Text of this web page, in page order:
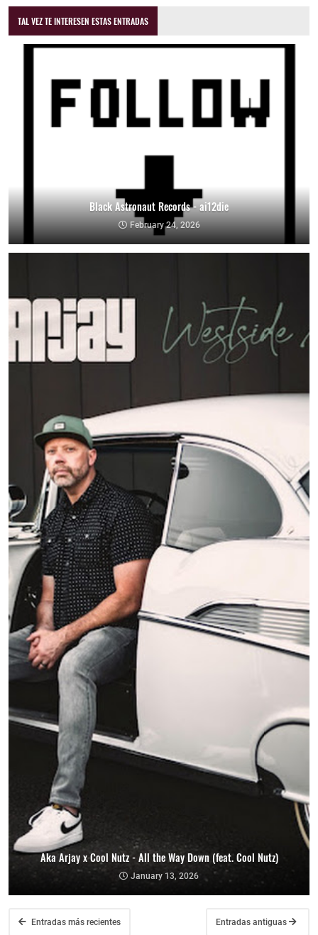
TAL VEZ TE INTERESEN ESTAS ENTRADAS
Black Astronaut Records - ai12die
February 24, 2026
Aka Arjay x Cool Nutz - All the Way Down (feat. Cool Nutz)
January 13, 2026
Entradas más recientes Entradas antiguas